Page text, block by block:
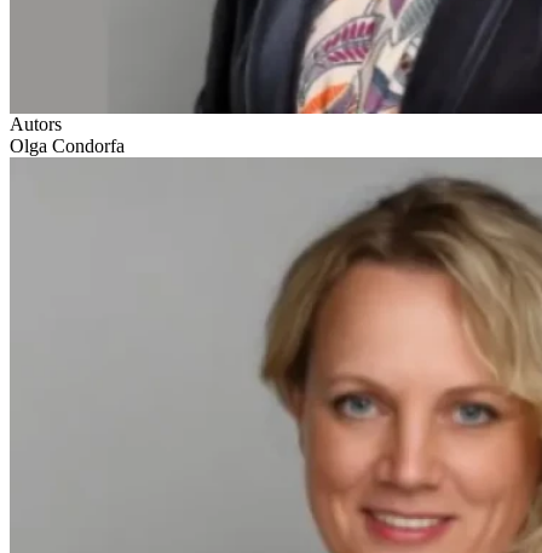
Autors
Olga Condorfa